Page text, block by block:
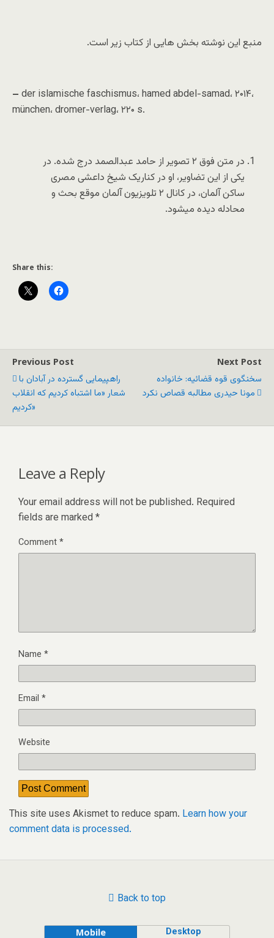
منبع این نوشته بخش هایی از کتاب زیر است.
– der islamische faschismus، hamed abdel-samad، ۲۰۱۴،
münchen، dromer-verlag، ۲۲۰ s.
در متن فوق ۲ تصویر از حامد عبدالصمد درج شده. در
یکی از این تضاویر، او در کناریک شیخ داعشی مصری
ساکن آلمان، در کانال ۲ تلویزیون آلمان موقع بحث و
محادله دیده میشود.
Share this:
Previous Post
راهپیمایی گسترده در آبادان با
شعار «ما اشتباه کردیم که انقلاب
کردیم»
Next Post
سخنگوی قوه قضائیه: خانواده
مونا حیدری مطالبه قصاص نکرد
Leave a Reply
Your email address will not be published. Required
fields are marked *
Comment*
Name *
Email *
Website
This site uses Akismet to reduce spam. Learn how your
comment data is processed.
Back to top
Mobile Desktop